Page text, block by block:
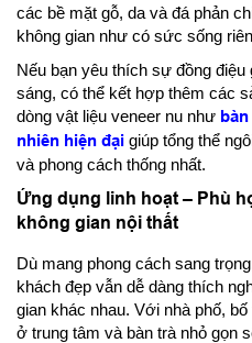
các bề mặt gỗ, da và đá phản
không gian như có sức sống
Nếu bạn yêu thích sự đồng điệu
sáng, có thể kết hợp thêm các
dòng vật liệu veneer nu như
nhiên hiện đại giúp tổng thể
và phong cách thống nhất.
Ứng dụng linh hoạt – Phù
không gian nội thất
Dù mang phong cách sang
khách đẹp vẫn dễ dàng thích
gian khác nhau. Với nhà phố,
ở trung tâm và bàn trà nhỏ gọn